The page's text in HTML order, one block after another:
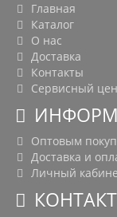
Главная
Каталог
О нас
Доставка
Контакты
Сервисный
Оптовым
Доставка и
Личный